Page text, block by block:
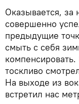
Оказывается,
совершенно
предыдущие
смыть с себя
тоскливо
На выходе из
встретил нас